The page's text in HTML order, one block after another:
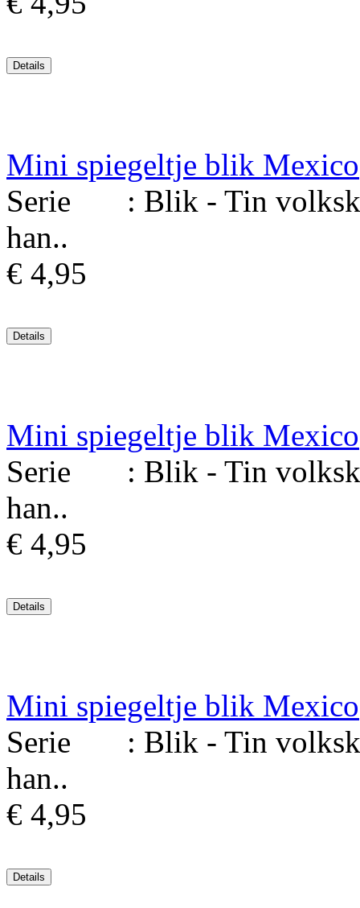
Mini spiegeltje blik Mexico
Serie : Blik - Tin
han..
€ 4,95
Mini spiegeltje blik Mexico
Serie : Blik - Tin
han..
€ 4,95
Mini spiegeltje blik Mexico
Serie : Blik - Tin
han..
€ 4,95